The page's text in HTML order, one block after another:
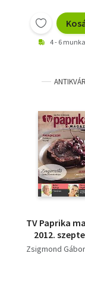
4 - 6
ANTIKVÁR
TV Paprika
2012.
Zsigmond